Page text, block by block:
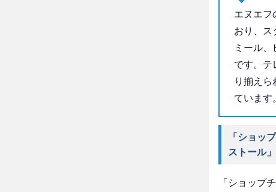
エヌエフ
おり、ス
ミール
です。テ
り揃え
ています。
「ショッ
ストール
「ショップ